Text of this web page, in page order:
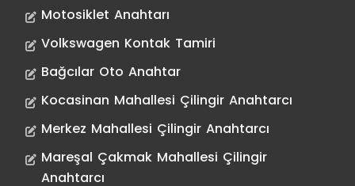
Motosiklet Anahtarı
Volkswagen Kontak Tamiri
Bağcılar Oto Anahtar
Kocasinan Mahallesi Çilingir Anahtarcı
Merkez Mahallesi Çilingir Anahtarcı
Mareşal Çakmak Mahallesi Çilingir
Anahtarcı